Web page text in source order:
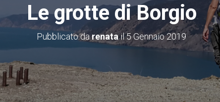
Le grotte di Borgio
Pubblicato darenatail5 Gennaio 2019